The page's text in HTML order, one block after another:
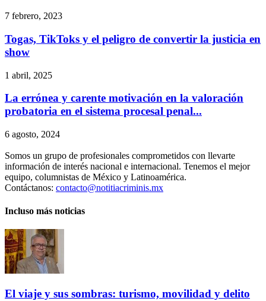
7 febrero, 2023
Togas, TikToks y el peligro de convertir la justicia en
show
1 abril, 2025
La errónea y carente motivación en la valoración
probatoria en el sistema procesal penal...
6 agosto, 2024
Somos un grupo de profesionales comprometidos con llevarte
información de interés nacional e internacional. Tenemos el mejor
equipo, columnistas de México y Latinoamérica.
Contáctanos: contacto@notitiacriminis.mx
Incluso más noticias
El viaje y sus sombras: turismo, movilidad y delito